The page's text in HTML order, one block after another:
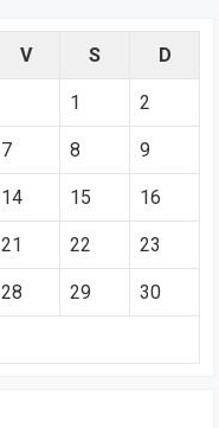
V S D
1 2
7 8 9
14 15 16
21 22 23
28 29 30